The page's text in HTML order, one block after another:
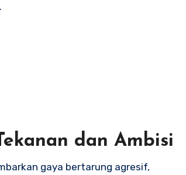
dan Ambisi
gaya bertarung agresif,